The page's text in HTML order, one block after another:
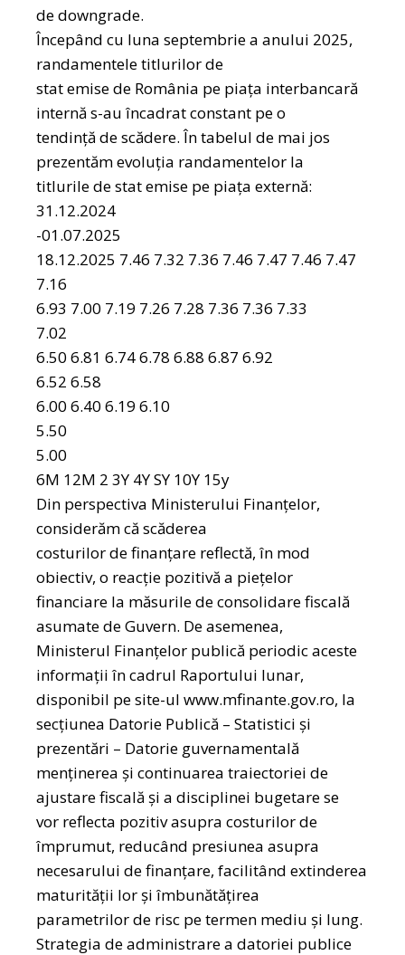
de downgrade.
Începând cu luna septembrie a anului 2025,
randamentele titlurilor de
stat emise de România pe piața interbancară
internă s-au încadrat constant pe o
tendinţă de scădere. În tabelul de mai jos
prezentăm evoluţia randamentelor la
titlurile de stat emise pe piaţa externă:
31.12.2024
-01.07.2025
18.12.2025 7.46 7.32 7.36 7.46 7.47 7.46 7.47
7.16
6.93 7.00 7.19 7.26 7.28 7.36 7.36 7.33
7.02
6.50 6.81 6.74 6.78 6.88 6.87 6.92
6.52 6.58
6.00 6.40 6.19 6.10
5.50
5.00
6M 12M 2 3Y 4Y SY 10Y 15y
Din perspectiva Ministerului Finanţelor,
considerăm că scăderea
costurilor de finanţare reflectă, în mod
obiectiv, o reacţie pozitivă a pieţelor
financiare la măsurile de consolidare fiscală
asumate de Guvern. De asemenea,
Ministerul Finanţelor publică periodic aceste
informaţii în cadrul Raportului lunar,
disponibil pe site-ul www.mfinante.gov.ro, la
secţiunea Datorie Publică – Statistici şi
prezentări – Datorie guvernamentală
menţinerea și continuarea traiectoriei de
ajustare fiscală și a disciplinei bugetare se
vor reflecta pozitiv asupra costurilor de
împrumut, reducând presiunea asupra
necesarului de finanţare, facilitând extinderea
maturității lor şi îmbunătăţirea
parametrilor de risc pe termen mediu şi lung.
Strategia de administrare a datoriei publice